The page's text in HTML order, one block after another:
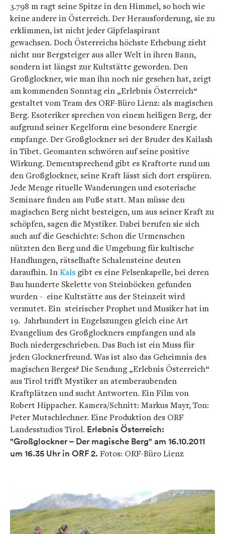
3.798 m ragt seine Spitze in den Himmel, so hoch wie
keine andere in Österreich. Der Herausforderung, sie zu
erklimmen, ist nicht jeder Gipfelaspirant
gewachsen. Doch Österreichs höchste Erhebung zieht
nicht nur Bergsteiger aus aller Welt in ihren Bann,
sondern ist längst zur Kultstätte geworden. Den
Großglockner, wie man ihn noch nie gesehen hat, zeigt
am kommenden Sonntag ein „Erlebnis Österreich“
gestaltet vom Team des ORF-Büro Lienz: als magischen
Berg. Esoteriker sprechen von einem heiligen Berg, der
aufgrund seiner Kegelform eine besondere Energie
empfange. Der Großglockner sei der Bruder des Kailash
in Tibet. Geomanten schwören auf seine positive
Wirkung. Dementsprechend gibt es Kraftorte rund um
den Großglockner, seine Kraft lässt sich dort erspüren.
Jede Menge rituelle Wanderungen und esoterische
Seminare finden am Fuße statt. Man müsse den
magischen Berg nicht besteigen, um aus seiner Kraft zu
schöpfen, sagen die Mystiker. Dabei berufen sie sich
auch auf die Geschichte: Schon die Urmenschen
nützten den Berg und die Umgebung für kultische
Handlungen, rätselhafte Schalensteine deuten
daraufhin. InKals gibt es eine Felsenkapelle, bei deren
Bau hunderte Skelette von Steinböcken gefunden
wurden - eine Kultstätte aus der Steinzeit wird
vermutet. Ein steirischer Prophet und Musiker hat im
19. Jahrhundert in Engelszungen gleich eine Art
Evangelium des Großglockners empfangen und als
Buch niedergeschrieben. Das Buch ist ein Muss für
jeden Glocknerfreund. Was ist also das Geheimnis des
magischen Berges? Die Sendung „Erlebnis Österreich“
aus Tirol trifft Mystiker an atemberaubenden
Kraftplätzen und sucht Antworten. Ein Film von
Robert Hippacher. Kamera/Schnitt: Markus Mayr, Ton:
Peter Mutschlechner. Eine Produktion des ORF
Landesstudios Tirol. Erlebnis Österreich:
"Großglockner – Der magische Berg" am 16.10.2011
um 16.35 Uhr in ORF 2. Fotos: ORF-Büro Lienz